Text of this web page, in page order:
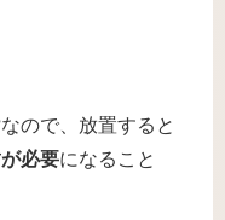
なので、放置すると
必要になること